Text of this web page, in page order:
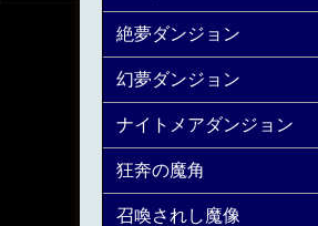
絶夢ダンジョン
幻夢ダンジョン
ナイトメアダンジョン
狂奔の魔角
召喚されし魔像